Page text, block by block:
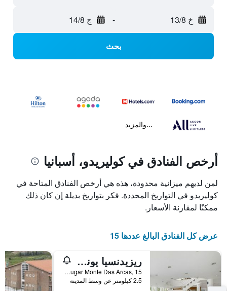
خ 13/8 - ج 14/8
بحث
...والمزيد
أرخص الفنادق في كوليريدو، أسبانيا
لمن لديهم ميزانية محدودة، هذه هي أرخص الفنادق المتاحة في
كوليريدو في التواريخ المحددة. فكر بتواريخ بديلة إن كان ذلك
ممكنًا لمقارنة الأسعار.
عرض كل الفنادق البالغ عددها 15
ريزيدنسيا يونيفيرسيتاريا ريزا سيلواشسشي
Lugar Monte Das Arcas, 15, كوليريدو, غاليسيا, أسبانيا
2.5 كيلومتر عن وسط المدينة